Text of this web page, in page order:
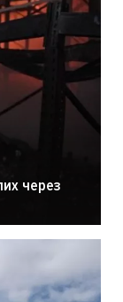
через